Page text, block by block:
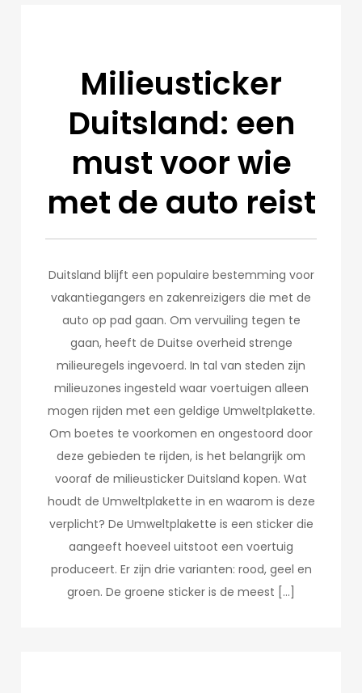
Milieusticker
Duitsland: een
must voor wie
met de auto reist
Duitsland blijft een populaire bestemming voor
vakantiegangers en zakenreizigers die met de
auto op pad gaan. Om vervuiling tegen te
gaan, heeft de Duitse overheid strenge
milieuregels ingevoerd. In tal van steden zijn
milieuzones ingesteld waar voertuigen alleen
mogen rijden met een geldige Umweltplakette.
Om boetes te voorkomen en ongestoord door
deze gebieden te rijden, is het belangrijk om
vooraf de milieusticker Duitsland kopen. Wat
houdt de Umweltplakette in en waarom is deze
verplicht? De Umweltplakette is een sticker die
aangeeft hoeveel uitstoot een voertuig
produceert. Er zijn drie varianten: rood, geel en
groen. De groene sticker is de meest […]